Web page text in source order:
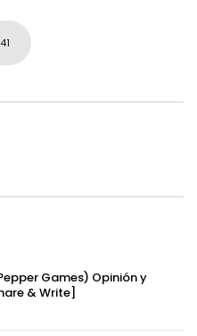
41
Games) Opinión y
& Write]